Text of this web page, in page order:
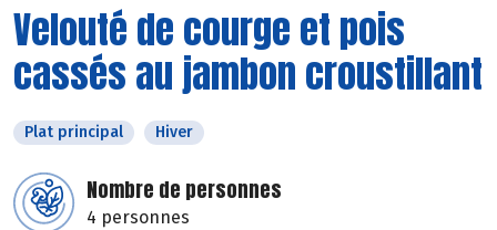
Velouté de courge et pois
cassés au jambon croustillant
Plat principal Hiver
Nombre de personnes
4 personnes